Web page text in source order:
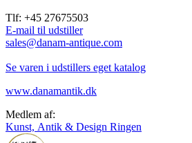
Tlf: +45 27675503
E-mail til udstiller
sales@danam-antique.com
Se varen i udstillers eget katalog
www.danamantik.dk
Medlem af:
Kunst, Antik & Design Ringen